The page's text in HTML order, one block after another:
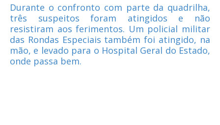
Durante o confronto com parte da quadrilha,
três suspeitos foram atingidos e não
resistiram aos ferimentos. Um policial militar
das Rondas Especiais também foi atingido, na
mão, e levado para o Hospital Geral do Estado,
onde passa bem.